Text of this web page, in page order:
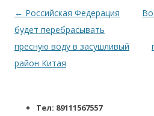
Навигация по записям
← Российская Федерация
будет перебрасывать
пресную воду в засушливый
район Китая
Тел: 89111567557